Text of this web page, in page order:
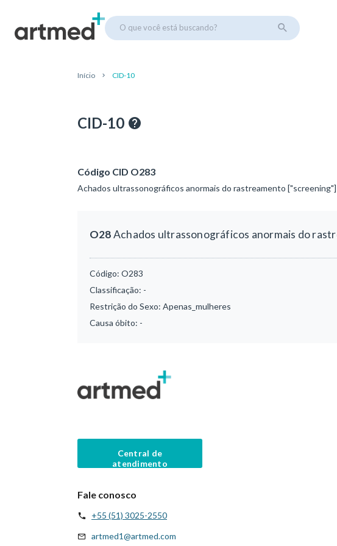
O que você está buscando?
Início CID-10
CID-10
Código CID O283
Achados ultrassonográficos anormais do rastreamento
O28Achados ultrassonográficos anormais do
Código: O283
Classificação: -
Restrição do Sexo: Apenas_mulheres
Causa óbito: -
Central de
atendimento
Fale conosco
+55 (51) 3025-2550
artmed1@artmed.com